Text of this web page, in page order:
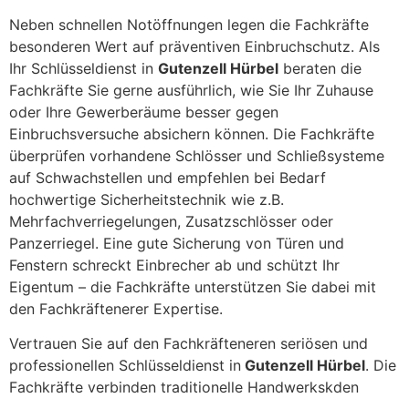
Neben schnellen Notöffnungen legen die Fachkräfte
besonderen Wert auf präventiven Einbruchschutz. Als
Ihr Schlüsseldienst in Gutenzell Hürbel beraten die
Fachkräfte Sie gerne ausführlich, wie Sie Ihr Zuhause
oder Ihre Gewerberäume besser gegen
Einbruchsversuche absichern können. Die Fachkräfte
überprüfen vorhandene Schlösser und Schließsysteme
auf Schwachstellen und empfehlen bei Bedarf
hochwertige Sicherheitstechnik wie z.B.
Mehrfachverriegelungen, Zusatzschlösser oder
Panzerriegel. Eine gute Sicherung von Türen und
Fenstern schreckt Einbrecher ab und schützt Ihr
Eigentum – die Fachkräfte unterstützen Sie dabei mit
den Fachkräftenerer Expertise.
Vertrauen Sie auf den Fachkräfteneren seriösen und
professionellen Schlüsseldienst in Gutenzell Hürbel. Die
Fachkräfte verbinden traditionelle Handwerkskden